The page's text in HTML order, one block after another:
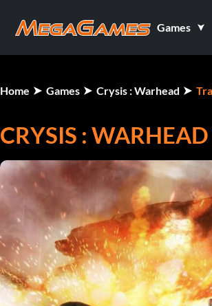
Games
Home Games Crysis : Warhead
CRYSIS :